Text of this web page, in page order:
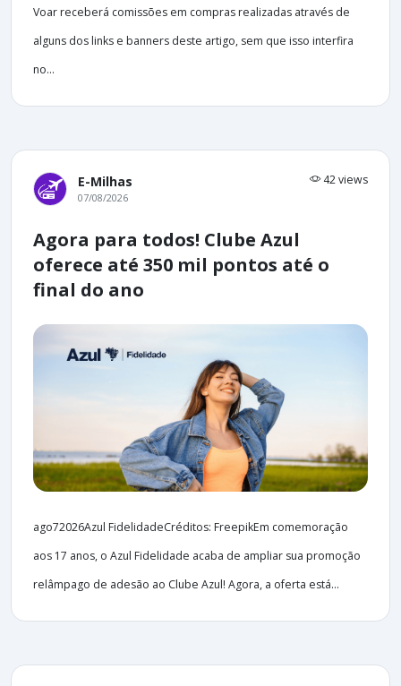
Voar receberá comissões em compras realizadas através de
alguns dos links e banners deste artigo, sem que isso interfira
no...
E-Milhas 42 views
07/08/2026
Agora para todos! Clube Azul
oferece até 350 mil pontos até o
final do ano
ago72026Azul FidelidadeCréditos: FreepikEm comemoração
aos 17 anos, o Azul Fidelidade acaba de ampliar sua promoção
relâmpago de adesão ao Clube Azul! Agora, a oferta está...